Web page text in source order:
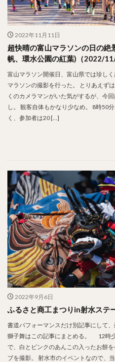
2022年11月11日
超快晴の富山マラソンの日の絶
帆、環水公園の紅葉)（2022/11/
富山マラソン開催日、富山県では珍し
マラソンの撮影を行った。 とりあえず
くのカメラマンがいた気がするが、今
し。 観客自体もかなり少なめ。 8時50
く、参加者は20 […]
2022年9月6日
ふるさと商工まつりin射水ステ
書道パフォーマンスだけ別記事にして
獅子舞はこの記事にまとめる。 12時
で、白とピンクのあんこの入ったお餅
ブを撮影。 射水市のイベントなので、